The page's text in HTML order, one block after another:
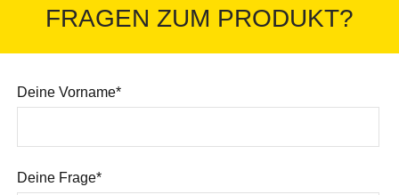
FRAGEN ZUM PRODUKT?
Deine Vorname*
Deine Frage*